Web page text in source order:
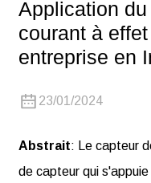
Application
courant à
entreprise en
23/01/2024
Abstrait: Le capteur
de capteur qui